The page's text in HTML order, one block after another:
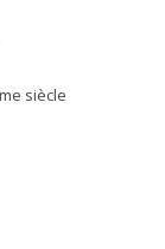
siècle